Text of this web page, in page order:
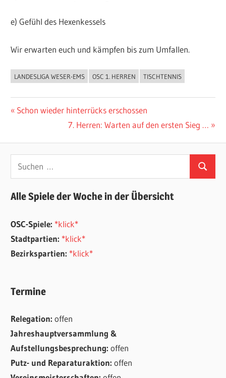
e) Gefühl des Hexenkessels
Wir erwarten euch und kämpfen bis zum Umfallen.
ALLGEMEIN
LANDESLIGA WESER-EMS OSC 1. HERREN TISCHTENNIS
Beitragsnavigation
Vorheriger
Schon wieder hinterrücks erschossen
Nächster
7. Herren: Warten auf den ersten Sieg …
Suchen
nach:
Suchen
Alle Spiele der Woche in der Übersicht
OSC-Spiele: *klick*
Stadtpartien: *klick*
Bezirkspartien: *klick*
Termine
Relegation:offen
Jahreshauptversammlung &
Aufstellungsbesprechung:offen
Putz- und Reparaturaktion:offen